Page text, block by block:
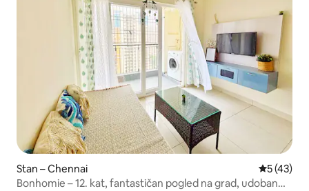
Stan – Chennai Prosječna
5 (43)
Bonhomie – 12. kat, fantastičan pogled na grad, udoban